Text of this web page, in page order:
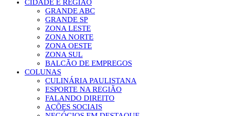
CIDADE E REGIÃO
GRANDE ABC
GRANDE SP
ZONA LESTE
ZONA NORTE
ZONA OESTE
ZONA SUL
BALCÃO DE EMPREGOS
COLUNAS
CULINÁRIA PAULISTANA
ESPORTE NA REGIÃO
FALANDO DIREITO
AÇÕES SOCIAIS